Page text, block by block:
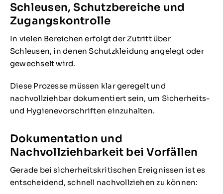
Schleusen, Schutzbereiche und
Zugangskontrolle
In vielen Bereichen erfolgt der Zutritt über
Schleusen, in denen Schutzkleidung angelegt oder
gewechselt wird.
Diese Prozesse müssen klar geregelt und
nachvollziehbar dokumentiert sein, um Sicherheits-
und Hygienevorschriften einzuhalten.
Dokumentation und
Nachvollziehbarkeit bei Vorfällen
Gerade bei sicherheitskritischen Ereignissen ist es
entscheidend, schnell nachvollziehen zu können: